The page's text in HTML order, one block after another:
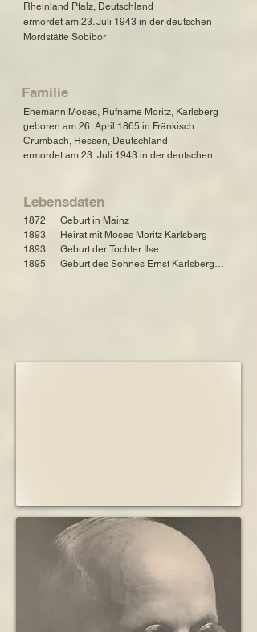
Rheinland Pfalz, Deutschland
ermordet am 23. Juli 1943 in der deutschen
Mordstätte Sobibor
Familie
Ehemann:Moses, Rufname Moritz, Karlsberg
geboren am 26. April 1865 in Fränkisch
Crumbach, Hessen, Deutschland
ermordet am 23. Juli 1943 in der deutschen
Tochter: Ilse Karlsberg, verh. Unna
verstorben am  21. Juni 1984 in Givat Haim,
Lebensdaten
1872      Geburt in Mainz
1893      Heirat mit Moses Moritz Karlsberg
1893      Geburt der Tochter Ilse
1895      Geburt des Sohnes Ernst Karlsberg
Unna
Heilbronn
1922      Geburt der Enkelin Luise
1923      Geburt der Enkelin Rachel
1925      Geburt der Enkelin Ruth
1926      Geburt des Enkels Walter
1933      Unterbringung der Kinder von Sohn
>1933    Sohn Bernhard verteidigt als Jurist
KPD-Mitglieder bei Gericht